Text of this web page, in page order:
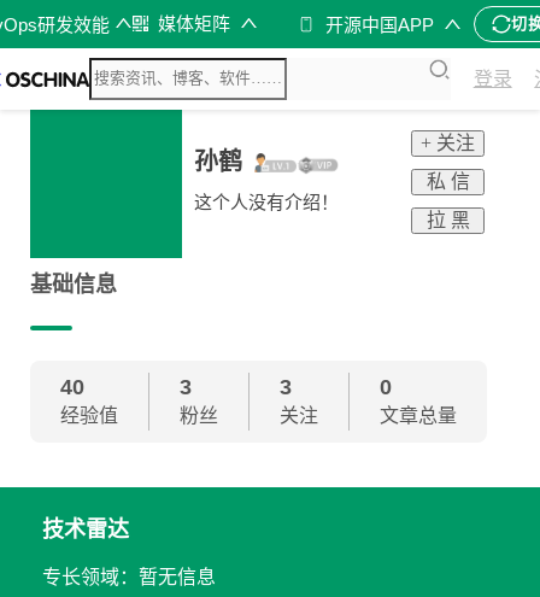
研发效能 媒体矩阵 开源中国APP 切
登录
孙鹤
这个人没有介绍！
+ 关注
私 信
拉 黑
基础信息
40
经验值
3
粉丝
3
关注
0
文章总量
技术雷达
专长领域：暂无信息